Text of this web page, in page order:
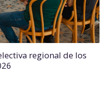
regional de los